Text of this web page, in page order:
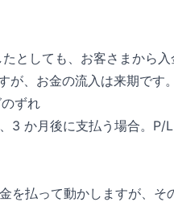
としても、お客さまから入
、お金の流入は来期です。
ずれ
3 か月後に支払う場合。P/
を払って動かしますが、そ